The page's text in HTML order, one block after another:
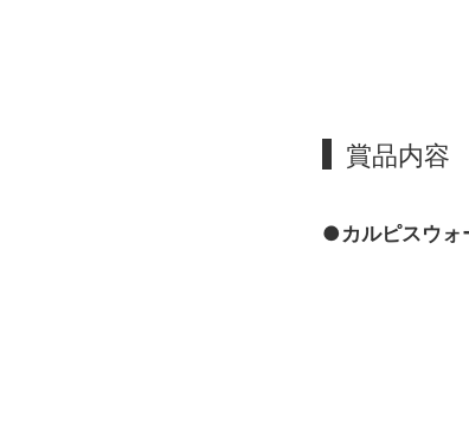
賞品内容
●カルピスウォ